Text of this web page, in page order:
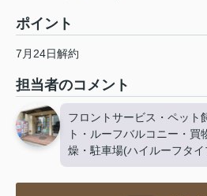
ポイント
7月24日解約
担当者のコメント
フロントサービス・ペット
ト・ルーフバルコニー・
燥・駐車場(ハイルーフタ